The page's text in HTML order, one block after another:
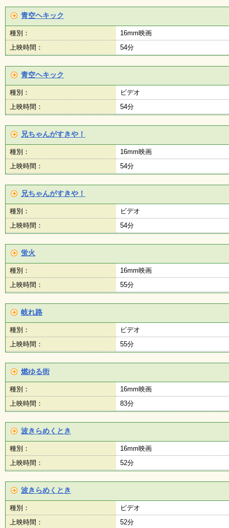
青空ヘキック
種別：
16mm映画
上映時間：
54分
青空ヘキック
種別：
ビデオ
上映時間：
54分
兄ちゃんがすきや！
種別：
16mm映画
上映時間：
54分
兄ちゃんがすきや！
種別：
ビデオ
上映時間：
54分
蛍火
種別：
16mm映画
上映時間：
55分
岐れ路
種別：
ビデオ
上映時間：
55分
燃ゆる街
種別：
16mm映画
上映時間：
83分
波きらめくとき
種別：
16mm映画
上映時間：
52分
波きらめくとき
種別：
ビデオ
上映時間：
52分